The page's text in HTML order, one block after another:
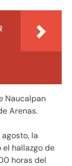
Naucalpan
Arenas.
la
hallazgo de
horas del